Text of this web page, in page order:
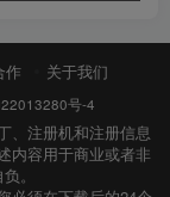
作 关于我们
号-4
、注册机和注册信息
内容用于商业或者非
。